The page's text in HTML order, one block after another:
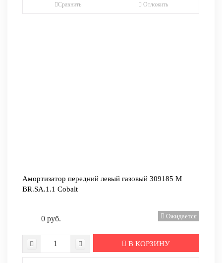
Сравнить Отложить
Амортизатор передний левый газовый 309185 М
BR.SA.1.1 Cobalt
0 руб. Ожидается
В КОРЗИНУ